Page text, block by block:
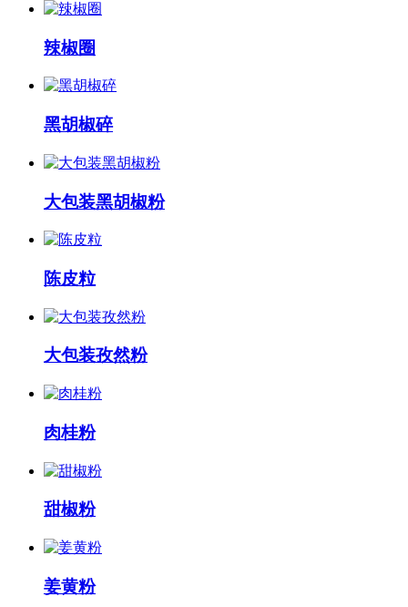
辣椒圈
黑胡椒碎
大包装黑胡椒粉
陈皮粒
大包装孜然粉
肉桂粉
甜椒粉
姜黄粉